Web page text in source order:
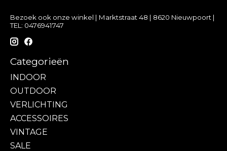
Bezoek ook onze winkel | Marktstraat 48 | 8620 Nieuwpoort |
TEL: 0476941747
Categorieën
INDOOR
OUTDOOR
VERLICHTING
ACCESSOIRES
VINTAGE
SALE